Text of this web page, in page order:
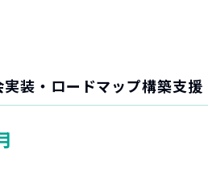
装・ロードマップ構築支援